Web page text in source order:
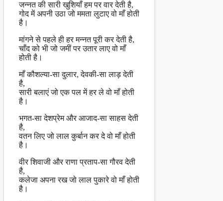
जन्नत की सारी खुशियाँ हम पर वार देती है,
गोद में अपनी उठा जो ममता लुटाए वो माँ होती
है।
मांगने से पहले ही हर मन्नत पूरी कर देती है,
चाँद को भी जो जमीं पर उतार लाए वो माँ
होती है।
माँ कौशल्या-सा दुलार, देवकी-सा लाड़ देती
है,
सारी बलाएं जो एक पल में हर ले वो माँ होती
है।
भगत-सा देशप्रेम और आजाद-सा साहस देती
है,
वतन लिए जो लाल कुर्बान कर दे वो माँ होती
है।
वीर शिवाजी और राणा प्रताप-सा गौरव देती
है,
कलेजा अपना रख जो लाल पुकारे वो माँ होती
है।